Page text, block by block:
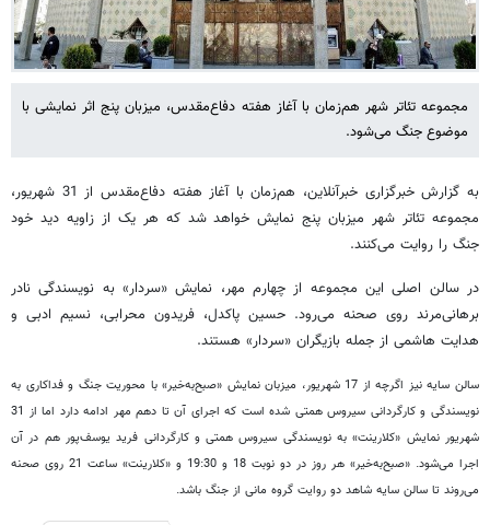
مجموعه تئاتر‌ شهر هم‌زمان با آغاز هفته دفاع‌مقدس، میزبان پنج اثر نمایشی با
موضوع جنگ می‌شود.
به گزارش خبرگزاری خبر‌آنلاین، هم‌زمان با آغاز هفته دفاع‌مقدس از 31 شهریور،
مجموعه تئاتر‌ شهر میزبان پنج نمایش خواهد شد که هر یک از زاویه دید خود
جنگ را روایت می‌کنند.
در سالن اصلی این مجموعه از چهارم مهر، نمایش «سردار» به نویسندگی نادر
برهانی‌مرند روی صحنه می‌رود. حسین پاکدل، فریدون محرابی، نسیم ادبی و
هدایت هاشمی از جمله بازیگران «سردار» هستند.
سالن سایه نیز اگر‌چه از 17 شهریور، میزبان نمایش «صبح‌به‌خیر» با محوریت جنگ و فداکاری به
نویسندگی و کارگردانی سیروس همتی شده است که اجرای آن تا دهم مهر ادامه دارد اما از 31
شهریور نمایش «کلارینت» به نویسندگی سیروس همتی و کارگردانی فرید یوسف‌پور هم در آن
اجرا می‌شود. «صبح‌به‌خیر» هر روز در دو نوبت 18 و 19:30 و «کلارینت» ساعت 21 روی صحنه
می‌روند تا سالن سایه شاهد دو روایت گروه مانی از جنگ باشد.